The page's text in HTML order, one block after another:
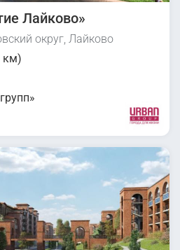
Лайково»
округ, Лайково
км)